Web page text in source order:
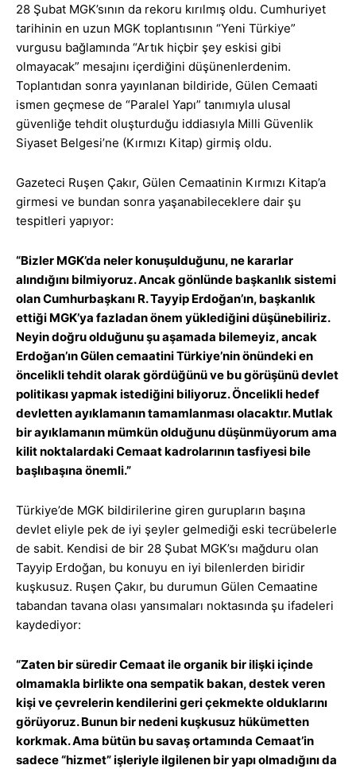
28 Şubat MGK’sının da rekoru kırılmış oldu. Cumhuriyet
tarihinin en uzun MGK toplantısının “Yeni Türkiye”
vurgusu bağlamında “Artık hiçbir şey eskisi gibi
olmayacak” mesajını içerdiğini düşünenlerdenim.
Toplantıdan sonra yayınlanan bildiride, Gülen Cemaati
ismen geçmese de “Paralel Yapı” tanımıyla ulusal
güvenliğe tehdit oluşturduğu iddiasıyla Milli Güvenlik
Siyaset Belgesi’ne (Kırmızı Kitap) girmiş oldu.
Gazeteci Ruşen Çakır, Gülen Cemaatinin Kırmızı Kitap’a
girmesi ve bundan sonra yaşanabileceklere dair şu
tespitleri yapıyor:
“Bizler MGK’da neler konuşulduğunu, ne kararlar
alındığını bilmiyoruz. Ancak gönlünde başkanlık sistemi
olan Cumhurbaşkanı R. Tayyip Erdoğan’ın, başkanlık
ettiği MGK’ya fazladan önem yüklediğini düşünebiliriz.
Neyin doğru olduğunu şu aşamada bilemeyiz, ancak
Erdoğan’ın Gülen cemaatini Türkiye’nin önündeki en
öncelikli tehdit olarak gördüğünü ve bu görüşünü devlet
politikası yapmak istediğini biliyoruz. Öncelikli hedef
devletten ayıklamanın tamamlanması olacaktır. Mutlak
bir ayıklamanın mümkün olduğunu düşünmüyorum ama
kilit noktalardaki Cemaat kadrolarının tasfiyesi bile
başlıbaşına önemli.”
Türkiye’de MGK bildirilerine giren gurupların başına
devlet eliyle pek de iyi şeyler gelmediği eski tecrübelerle
de sabit. Kendisi de bir 28 Şubat MGK’sı mağduru olan
Tayyip Erdoğan, bu konuyu en iyi bilenlerden biridir
kuşkusuz. Ruşen Çakır, bu durumun Gülen Cemaatine
tabandan tavana olası yansımaları noktasında şu ifadeleri
kaydediyor:
“Zaten bir süredir Cemaat ile organik bir ilişki içinde
olmamakla birlikte ona sempatik bakan, destek veren
kişi ve çevrelerin kendilerini geri çekmekte olduklarını
görüyoruz. Bunun bir nedeni kuşkusuz hükümetten
korkmak. Ama bütün bu savaş ortamında Cemaat’in
sadece “hizmet” işleriyle ilgilenen bir yapı olmadığını da